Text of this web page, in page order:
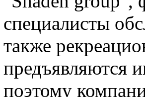
специалисты
также
предъявляются
поэтому